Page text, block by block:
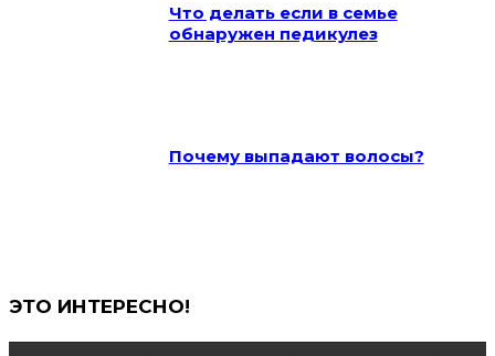
Что делать если в семье
обнаружен педикулез
Почему выпадают волосы?
ЭТО ИНТЕРЕСНО!